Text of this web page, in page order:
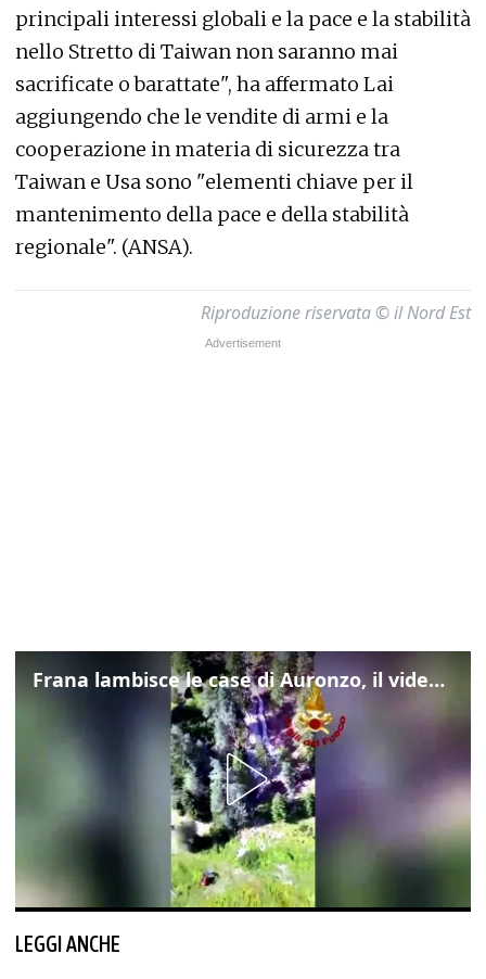
principali interessi globali e la pace e la stabilità
nello Stretto di Taiwan non saranno mai
sacrificate o barattate", ha affermato Lai
aggiungendo che le vendite di armi e la
cooperazione in materia di sicurezza tra
Taiwan e Usa sono "elementi chiave per il
mantenimento della pace e della stabilità
regionale". (ANSA).
Riproduzione riservata © il Nord Est
Frana lambisce le case di Auronzo, il video dall'elicottero dei vigili del fuoco
LEGGI ANCHE